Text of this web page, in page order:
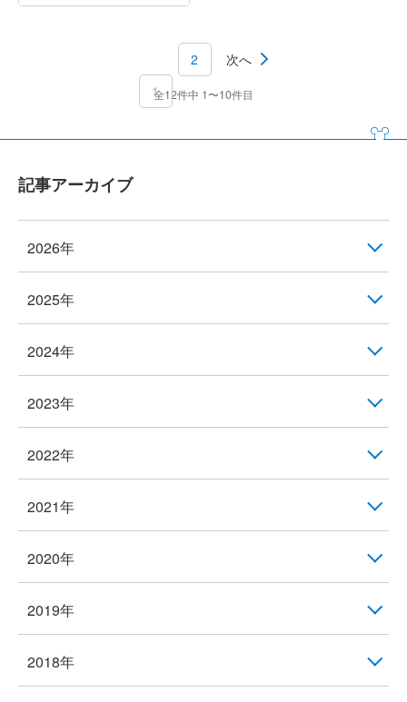
1
2 次へ
全12件中 1〜10件目
記事アーカイブ
2026年
2025年
2024年
2023年
2022年
2021年
2020年
2019年
2018年